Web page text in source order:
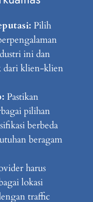
Pilih
ini dan
dari klien-klien
Pastikan
pilihan
berbeda
beragam
harus
lokasi
traffic